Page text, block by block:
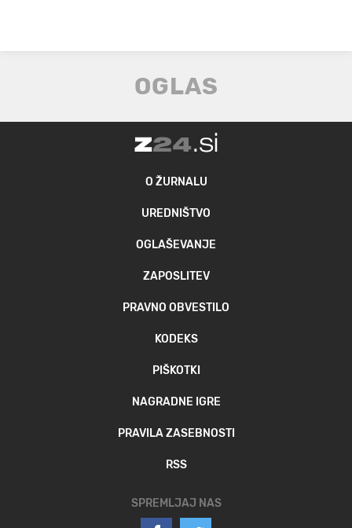
O ŽURNALU
UREDNIŠTVO
OGLAŠEVANJE
ZAPOSLITEV
PRAVNO OBVESTILO
KODEKS
PIŠKOTKI
NAGRADNE IGRE
PRAVILA ZASEBNOSTI
RSS
SPREMLJAJ NAS